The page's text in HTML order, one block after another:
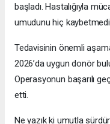
başladı. Hastalığıyla
umudunu hiç kaybetmedi
Tedavisinin önemli
2026’da uygun donör
Operasyonun başarılı
etti.
Ne yazık ki umutla